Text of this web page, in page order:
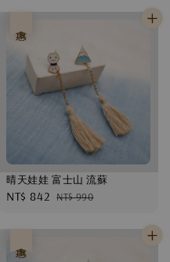
晴天娃娃 富士山 流蘇
Sale
NT$ 842 Regular
NT$ 990